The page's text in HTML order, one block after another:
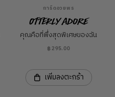
การ์ดอวยพร
Otterly Adore
คุณคือที่พึ่งสุดพิเศษของฉัน
฿295.00
เพิ่มลงตะกร้า